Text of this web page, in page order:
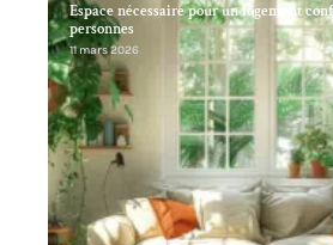
Espace nécessaire pour un logement
personnes
11 mars 2026